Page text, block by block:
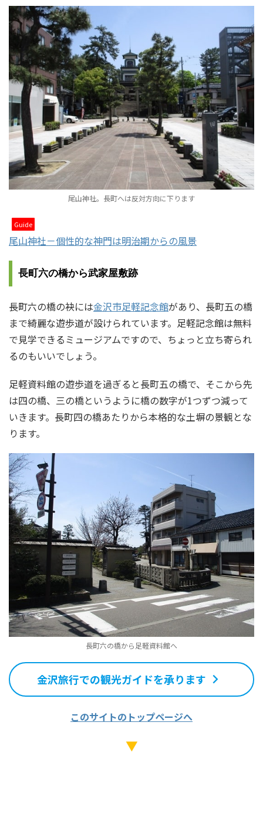
尾山神社。長町へは反対方向に下ります
Guide
尾山神社－個性的な神門は明治期からの風景
長町六の橋から武家屋敷跡
長町六の橋の袂には金沢市足軽記念館があり、長町五の橋
まで綺麗な遊歩道が設けられています。足軽記念館は無料
で見学できるミュージアムですので、ちょっと立ち寄られ
るのもいいでしょう。
足軽資料館の遊歩道を過ぎると長町五の橋で、そこから先
は四の橋、三の橋というように橋の数字が1つずつ減って
いきます。長町四の橋あたりから本格的な土塀の景観とな
ります。
長町六の橋から足軽資料館へ
金沢旅行での観光ガイドを承ります
このサイトのトップページへ
▼